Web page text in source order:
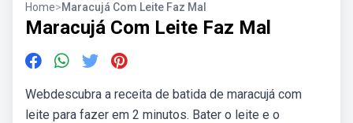
Home>Maracujá Com Leite Faz Mal
Maracujá Com Leite Faz Mal
Webdescubra a receita de batida de maracujá com
leite para fazer em 2 minutos. Bater o leite e o